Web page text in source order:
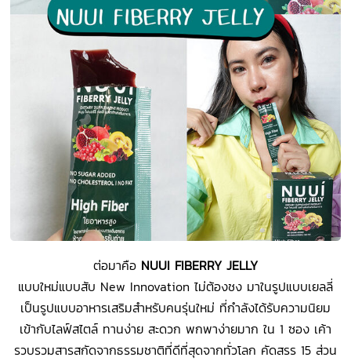
ต่อมาคือNUUI FIBERRY JELLY
แบบใหม่แบบสับ New Innovation ไม่ต้องชง มาในรูปแบบเยลลี่
เป็นรูปแบบอาหารเสริมสำหรับคนรุ่นใหม่ ที่กำลังได้รับความนิยม
เข้ากับไลฟ์สไตล์ ทานง่าย สะดวก พกพาง่ายมาก ใน 1 ซอง เค้า
รวบรวมสารสกัดจากธรรมชาติที่ดีที่สุดจากทั่วโลก คัดสรร 15 ส่วน